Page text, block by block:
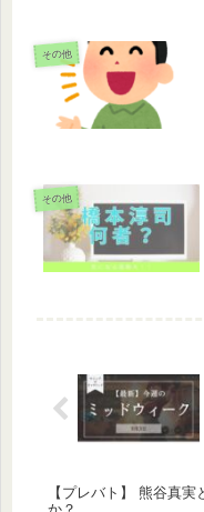
その他
その他
【プレバト】 熊谷真実とは何者なの